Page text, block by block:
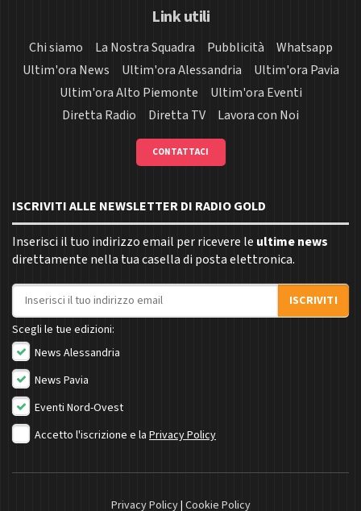
Link utili
Chi siamo La Nostra Squadra Pubblicità
Whatsapp
Ultim'ora News
Ultim'ora Alessandria
Ultim'ora Pavia
Ultim'ora Alto Piemonte
Ultim'ora Eventi
Diretta Radio
Diretta TV Lavora con Noi
CONTATTACI
ISCRIVITI ALLE NEWSLETTER DI RADIO GOLD
Inserisci il tuo indirizzo email per ricevere le ultime news
direttamente nella tua casella di posta elettronica.
Indirizzo email
ISCRIVITI
Scegli le tue edizioni:
News Alessandria
News Pavia
Eventi Nord-Ovest
Accetto l'iscrizione e la Privacy Policy
Privacy Policy| Cookie Policy